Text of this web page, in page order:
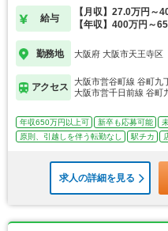
給与
【月収】27.0万円～
【年収】400万円～
勤務地 大阪府 大阪市天王寺区
アクセス
大阪市営谷町線 谷町九
大阪市営千日前線 谷町
年収650万円以上可 新卒も応募可能
原則、引越しを伴う転勤なし
駅チカ
求人の詳細を見る